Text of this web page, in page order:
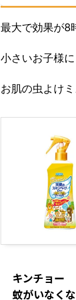
最大で効果が8
小さいお子様
お肌の虫よけミ
キンチョー
蚊がいなく